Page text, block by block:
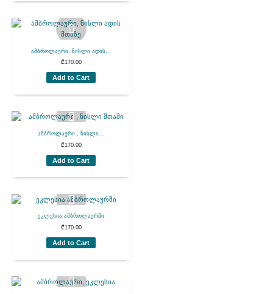
ამბროლაური, ნისლი ადის...
₾170.00
Add to Cart
ამბროლაური , ნისლი...
₾170.00
Add to Cart
ეკლესია ამბროლაურში
₾170.00
Add to Cart